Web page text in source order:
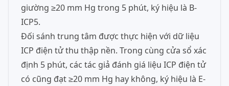
giường ≥20 mm Hg trong 5 phút, ký hiệu là B-
ICP5.
Đối sánh trung tâm được thực hiện với dữ liệu
ICP điện tử thu thập nền. Trong cùng cửa sổ xác
định 5 phút, các tác giả đánh giá liệu ICP điện tử
có cũng đạt ≥20 mm Hg hay không, ký hiệu là E-